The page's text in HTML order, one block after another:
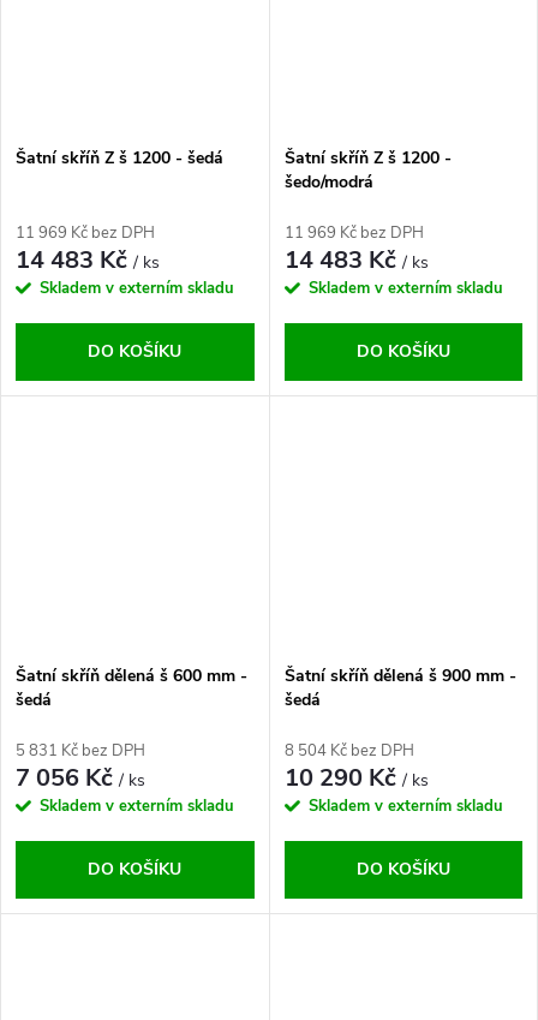
Šatní skříň Z š 1200 - šedá
11 969 Kč bez DPH
14 483 Kč/ ks
Skladem v externím skladu
DO KOŠÍKU
Šatní skříň Z š 1200 -
šedo/modrá
11 969 Kč bez DPH
14 483 Kč/ ks
Skladem v externím skladu
DO KOŠÍKU
Šatní skříň dělená š 600 mm -
šedá
5 831 Kč bez DPH
7 056 Kč/ ks
Skladem v externím skladu
DO KOŠÍKU
Šatní skříň dělená š 900 mm -
šedá
8 504 Kč bez DPH
10 290 Kč/ ks
Skladem v externím skladu
DO KOŠÍKU